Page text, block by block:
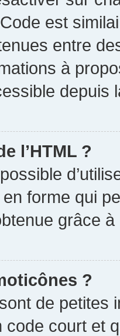
est
entre
à
depuis
l’HTML ?
forme qui
grâce à
?
de petites
code court et